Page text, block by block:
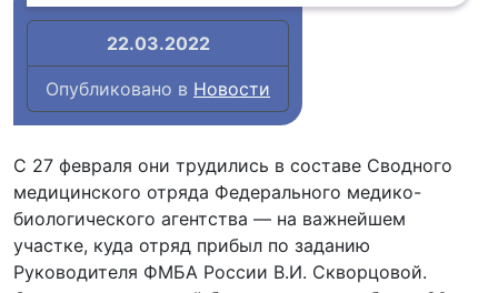
22.03.2022
Опубликовано в Новости
С 27 февраля они трудились в составе Сводного
медицинского отряда Федерального медико-
биологического агентства — на важнейшем
участке, куда отряд прибыл по заданию
Руководителя ФМБА России В.И. Скворцовой.